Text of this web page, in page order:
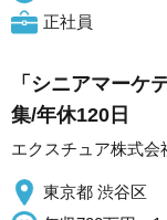
正社員
「シニアマーケ
集/年休120日
エクスチュア株式会
東京都 渋谷区